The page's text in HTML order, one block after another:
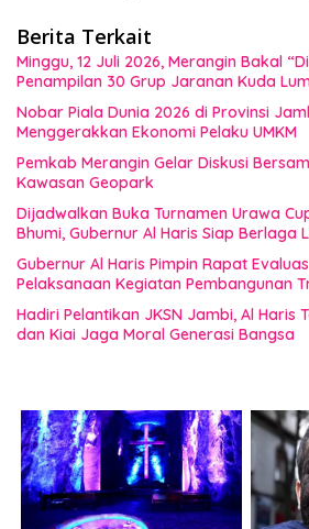
Berita Terkait
Minggu, 12 Juli 2026, Merangin Bakal
Penampilan 30 Grup Jaranan Kuda
Nobar Piala Dunia 2026 di Provinsi
Menggerakkan Ekonomi Pelaku UMKM
Pemkab Merangin Gelar Diskusi
Kawasan Geopark
Dijadwalkan Buka Turnamen Urawa
Bhumi, Gubernur Al Haris Siap Berlaga
Gubernur Al Haris Pimpin Rapat
Pelaksanaan Kegiatan Pembangunan
Hadiri Pelantikan JKSN Jambi, Al Haris
dan Kiai Jaga Moral Generasi Bangsa